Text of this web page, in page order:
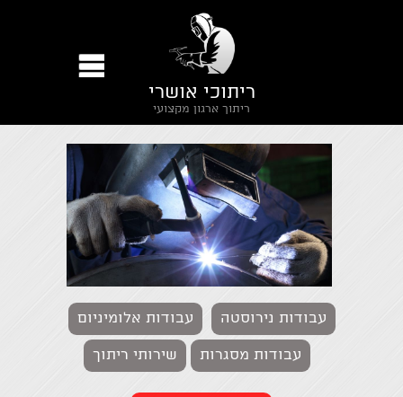
ריתוכי אושרי
ריתוך ארגון מקצועי
עבודות נירוסטה
עבודות אלומיניום
עבודות מסגרות
שירותי ריתוך